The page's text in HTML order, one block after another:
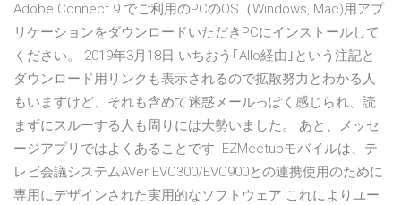
Adobe Connect 9 でご利用のPCのOS（Windows, Mac)用アプ
リケーションをダウンロードいただきPCにインストールして
ください。 2019年3月18日 いちおう｢Allo経由｣という注記と
ダウンロード用リンクも表示されるので拡散努力とわかる人
もいますけど、それも含めて迷惑メールっぽく感じられ、読
まずにスルーする人も周りには大勢いました。 あと、メッセ
ージアプリではよくあることです EZMeetupモバイルは、テ
レビ会議システムAVer EVC300/EVC900との連携使用のために
専用にデザインされた実用的なソフトウェア これによりユー